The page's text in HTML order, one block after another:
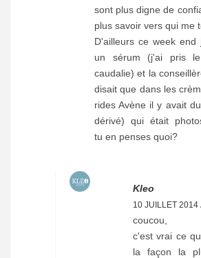
sont plus digne de
plus savoir vers qui me
D'ailleurs ce week end
un sérum (j'ai pris
caudalie) et la
disait que dans les
rides Avène il y avait
dérivé) qui était
tu en penses quoi?
Kleo
10 JUILLET 2014
coucou,
c'est vrai ce
la façon la